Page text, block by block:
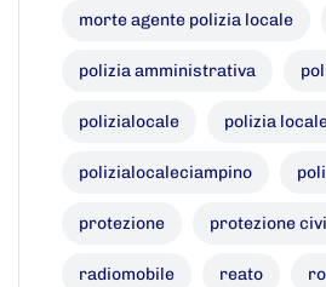
morte agente polizia locale
polizia amministrativa
polizialocale polizia
polizialocaleciampino
protezione protezione
radiomobile reato